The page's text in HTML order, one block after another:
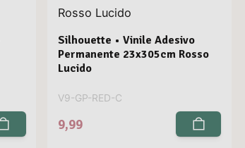
Silhouette • Vinile Adesivo
Permanente 23x305cm Rosso
Lucido
V9-GP-RED-C
9,99